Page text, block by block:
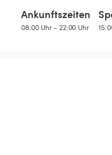
Ankunftszeiten
08:00 Uhr - 22:00 Uhr